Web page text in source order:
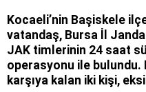
Kocaeli’nin Başiskele
vatandaş, Bursa İl
JAK timlerinin 24 saat
operasyonu ile bulundu.
karşıya kalan iki kişi,